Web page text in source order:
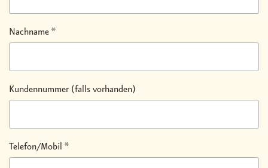
Nachname *
Kundennummer (falls vorhanden)
Telefon/Mobil *